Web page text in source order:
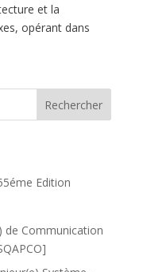
et la
opérant dans
Rechercher
Edition
de Communication